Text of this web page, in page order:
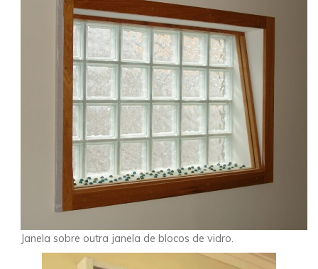
Janela sobre outra janela de blocos de vidro.